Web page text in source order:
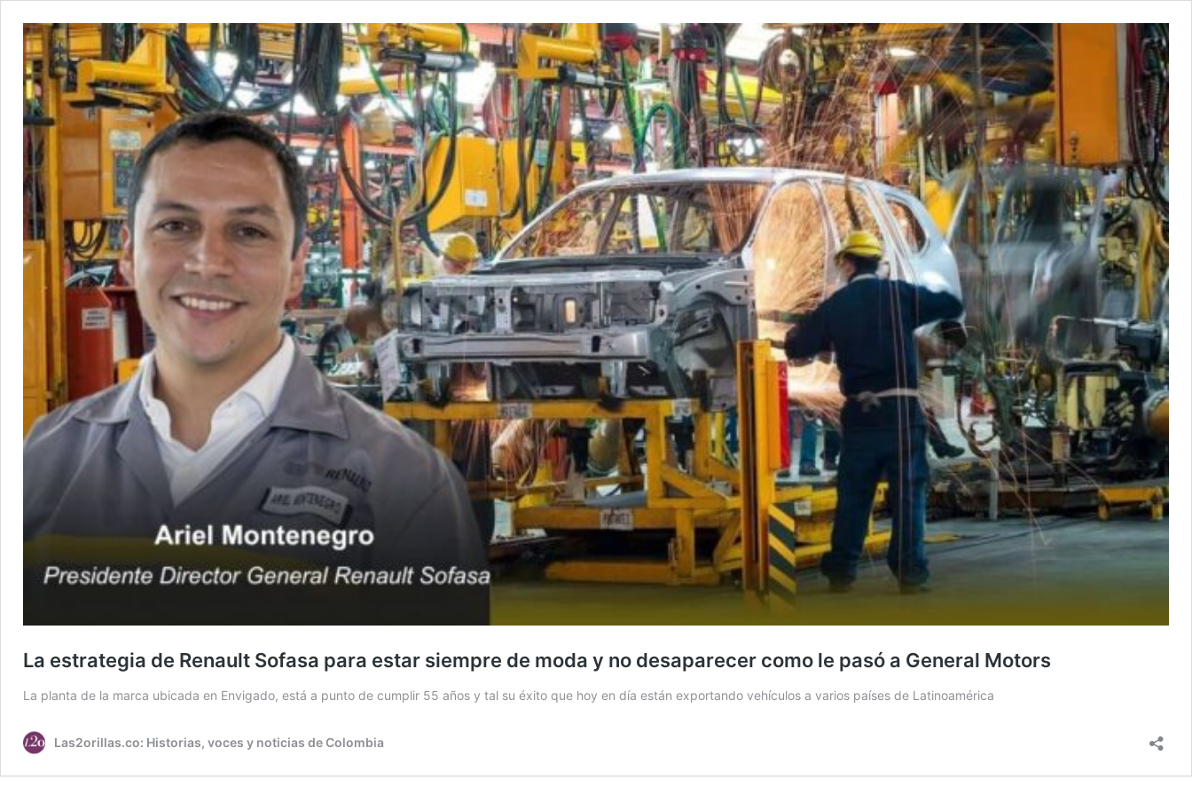
La estrategia de Renault Sofasa para estar siempre de moda y no desaparecer como le pasó a General Motors
La planta de la marca ubicada en Envigado, está a punto de cumplir 55 años y tal su éxito que hoy en día están exportando vehículos a varios países de Latinoamérica
Las2orillas.co: Historias, voces y noticias de Colombia